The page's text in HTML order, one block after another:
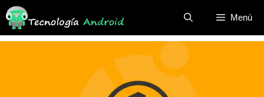
Saltar
Menú